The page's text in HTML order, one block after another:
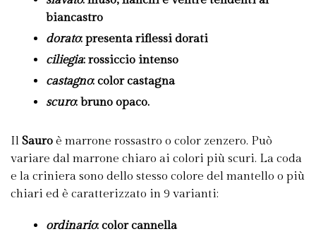
biancastro
dorato: presenta riflessi dorati
ciliegia: rossiccio intenso
castagno: color castagna
scuro: bruno opaco.
Il Sauro è marrone rossastro o color zenzero. Può
variare dal marrone chiaro ai colori più scuri. La coda
e la criniera sono dello stesso colore del mantello o più
chiari ed è caratterizzato in 9 varianti:
ordinario: color cannella